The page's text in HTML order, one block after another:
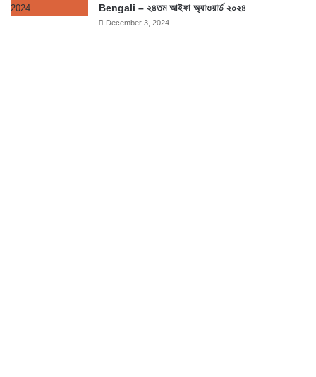
Bengali – ২৪তম আইফা অ্যাওয়ার্ড ২০২৪
December 3, 2024